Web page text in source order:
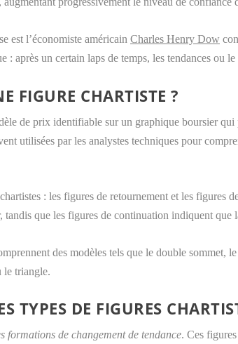
est l’économiste américain Charles Henry Dow
: après un certain laps de temps, les tendances ou
FIGURE CHARTISTE ?
de prix identifiable sur un graphique boursier
utilisées par les analystes techniques pour
: les figures de retournement et les
tandis que les figures de continuation indiquent que
des modèles tels que le double sommet,
le triangle.
TYPES DE FIGURES
formations de changement de tendance. Ces